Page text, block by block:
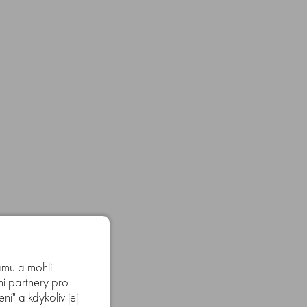
a mohli
partnery pro
a kdykoliv jej